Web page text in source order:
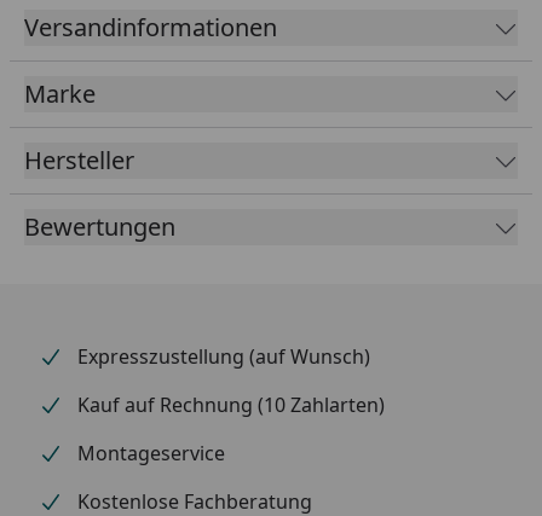
Farbe
weiß
weiß
Durchmesser in mm
version?
kommen
Versandinformationen
Marke
Hersteller
Bewertungen
Expresszustellung (auf Wunsch)
Kauf auf Rechnung (10 Zahlarten)
Montageservice
Kostenlose Fachberatung